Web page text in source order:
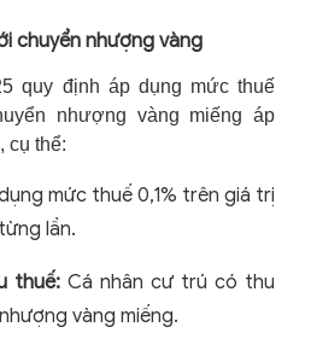
chuyển nhượng vàng
quy định áp dụng mức thuế
nhượng vàng miếng áp
cụ thể:
mức thuế 0,1% trên giá trị
lần.
thuế: Cá nhân cư trú có thu
vàng miếng.